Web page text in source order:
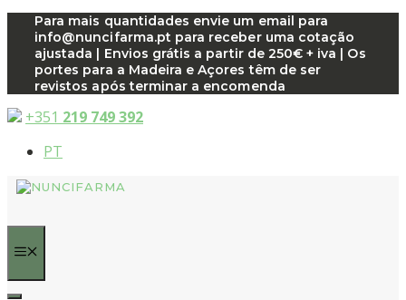
Saltar
para
conteúdo
Para mais quantidades envie um email para
info@nuncifarma.pt para receber uma cotação
ajustada | Envios grátis a partir de 250€ + iva | Os
portes para a Madeira e Açores têm de ser
revistos após terminar a encomenda
+351 219 749 392
PT